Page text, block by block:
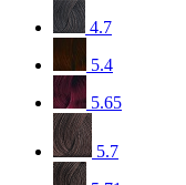
4.7
5.4
5.65
5.7